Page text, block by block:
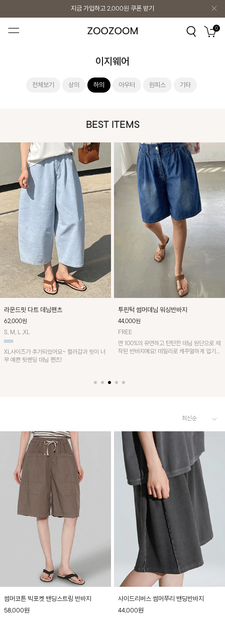
지금 가입하고 2,000원 쿠폰 받기
지금 가입하고 2,000원 쿠폰 받기 0
이지웨어
전체보기 상의 하의 아우터 원피스 기타
BEST ITEMS
라운드핏 다트 데님팬츠
62,000원
S, M, L ,XL
XL사이즈가 추가되었어요~ 컬러감과 핏이 너
무 예쁜 뒷밴딩 데님 팬츠!
투핀턱 썸머데님 워싱반바지
44,000원
FREE
면 100%의 유연하고 탄탄한 데님 원단으로 제
작된 반바지예요! 데일리로 캐주얼하게 입기
썸머코튼 빅포켓 밴딩스트링 반바지
58,000원
사이드리버스 썸머쭈리 밴딩반바지
44,000원